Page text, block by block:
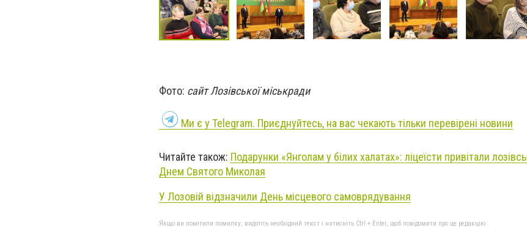
Фото: сайт Лозівської міськради
Ми є у Telegram. Приєднуйтесь, на вас чекають тільки перевірені новини
Читайте також: Подарунки «Янголам у білих халатах»: ліцеїсти привітали
Днем Святого Миколая
У Лозовій відзначили День місцевого самоврядування
Якщо ви помітили помилку, виділіть необхідний текст і натисніть Ctrl + Enter, щоб повідомити про це редакцію